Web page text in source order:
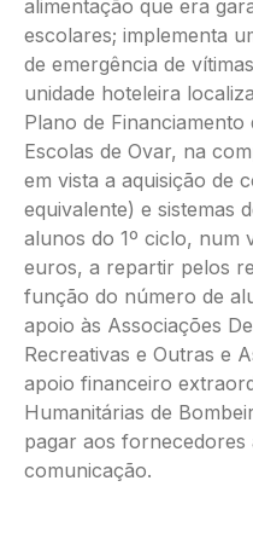
alimentação que era
escolares; implementa
de emergência de
unidade hoteleira
Plano de
Escolas de Ovar, na
em vista a aquisição de
equivalente) e sistemas
alunos do 1º ciclo, num
euros, a repartir pelos
função do número de
apoio às Associações
Recreativas e Outras e
apoio financeiro
Humanitárias de
pagar aos fornecedores
comunicação.